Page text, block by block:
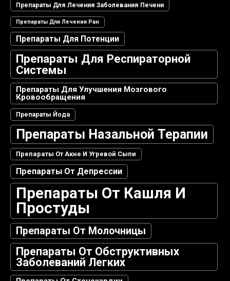
Препараты Для Лечения Заболевания Печени
Препараты Для Лечения Ран
Препараты Для Потенции
Препараты Для Респираторной
Системы
Препараты Для Улучшения Мозгового
Кровообращения
Препараты Йода
Препараты Назальной Терапии
Препараты От Акне И Угревой Сыпи
Препараты От Депрессии
Препараты От Кашля И
Простуды
Препараты От Молочницы
Препараты От Обструктивных
Заболеваний Легких